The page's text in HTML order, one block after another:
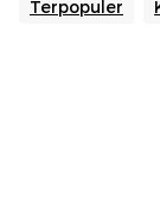
Terpopuler